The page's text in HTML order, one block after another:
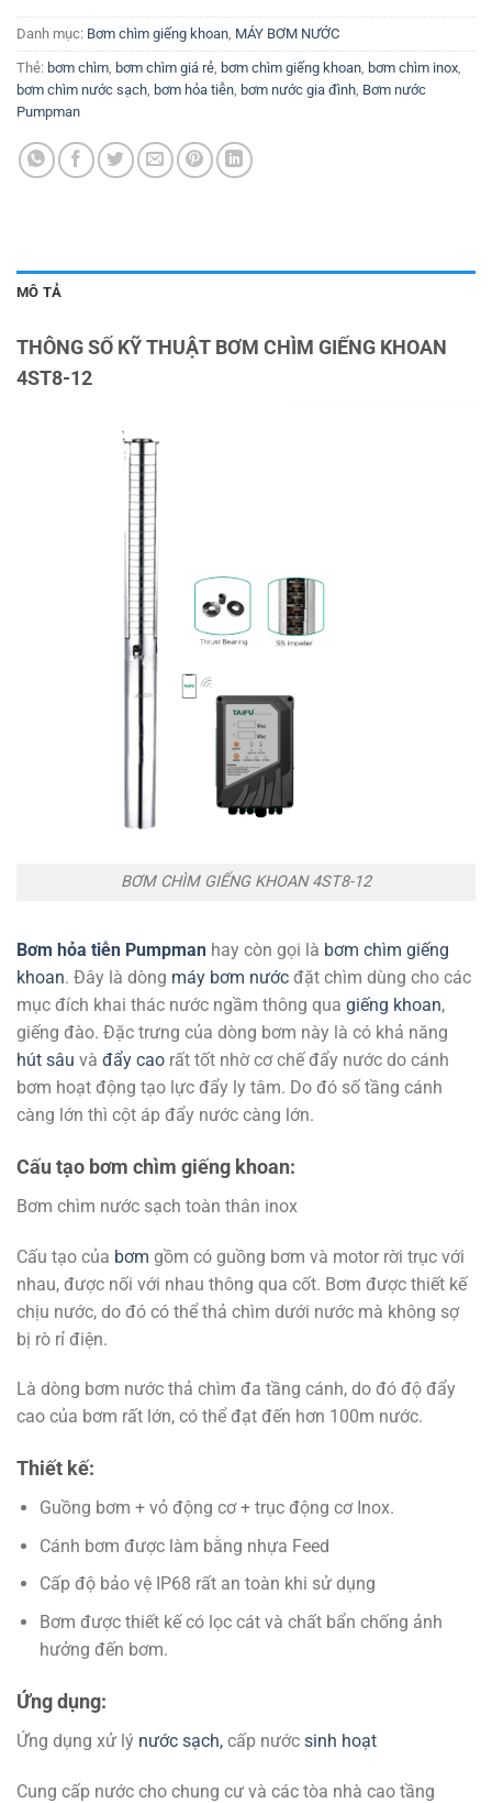
Danh mục: Bơm chìm giếng khoan MÁY BƠM NƯỚC
Thẻ: bơm chìm bơm chìm giá rẻ bơm chìm giếng khoan bơm chìm inox
bơm chìm nước sạch bơm hỏa tiễn bơm nước gia đình Bơm nước
Pumpman
MÔ TẢ
THÔNG SỐ KỸ THUẬT BƠM CHÌM GIẾNG KHOAN
4ST8-12
BƠM CHÌM GIẾNG KHOAN 4ST8-12
Bơm hỏa tiễn Pumpman hay còn gọi là bơm chìm giếng
khoan. Đây là dòng máy bơm nước đặt chìm dùng cho các
mục đích khai thác nước ngầm thông qua giếng khoan,
giếng đào. Đặc trưng của dòng bơm này là có khả năng
hút sâu và đẩy cao rất tốt nhờ cơ chế đẩy nước do cánh
bơm hoạt động tạo lực đẩy ly tâm. Do đó số tầng cánh
càng lớn thì cột áp đẩy nước càng lớn.
Cấu tạo bơm chìm giếng khoan:
Bơm chìm nước sạch toàn thân inox
Cấu tạo của bơm gồm có guồng bơm và motor rời trục với
nhau, được nối với nhau thông qua cốt. Bơm được thiết kế
chịu nước, do đó có thể thả chìm dưới nước mà không sợ
bị rò rỉ điện.
Là dòng bơm nước thả chìm đa tầng cánh, do đó độ đẩy
cao của bơm rất lớn, có thể đạt đến hơn 100m nước.
Thiết kế:
Guồng bơm + vỏ động cơ + trục động cơ Inox.
Cánh bơm được làm bằng nhựa Feed
Cấp độ bảo vệ IP68 rất an toàn khi sử dụng
Bơm được thiết kế có lọc cát và chất bẩn chống ảnh
hưởng đến bơm.
Ứng dụng:
Ứng dụng xử lý nước sạch, cấp nước sinh hoạt
Cung cấp nước cho chung cư và các tòa nhà cao tầng